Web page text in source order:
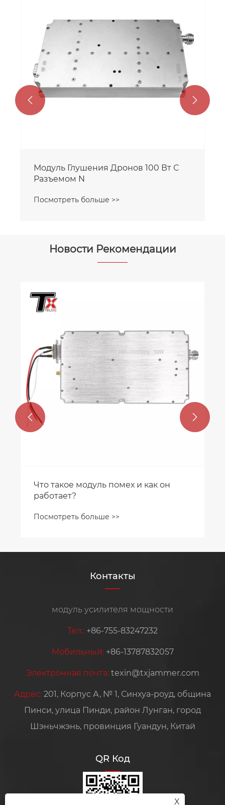
Модуль Глушения Дронов 100 Вт С
Разъемом N
Посмотреть больше >>
 
Новости Рекомендации
Что такое модуль помех и как он
работает?
Посмотреть больше >>
 
Контакты
модуль усилителя мощности
Тел.: +86-755-83247232
Мобильный: +86-13787832057
Электронная почта: texin@txjammer.com
Адрес: 201, Корпус А, № 1, Синхуа-роуд, община
Пинси, улица Пинди, район Лунган, город
Шэньчжэнь, провинция Гуандун, Китай
QR Код
X